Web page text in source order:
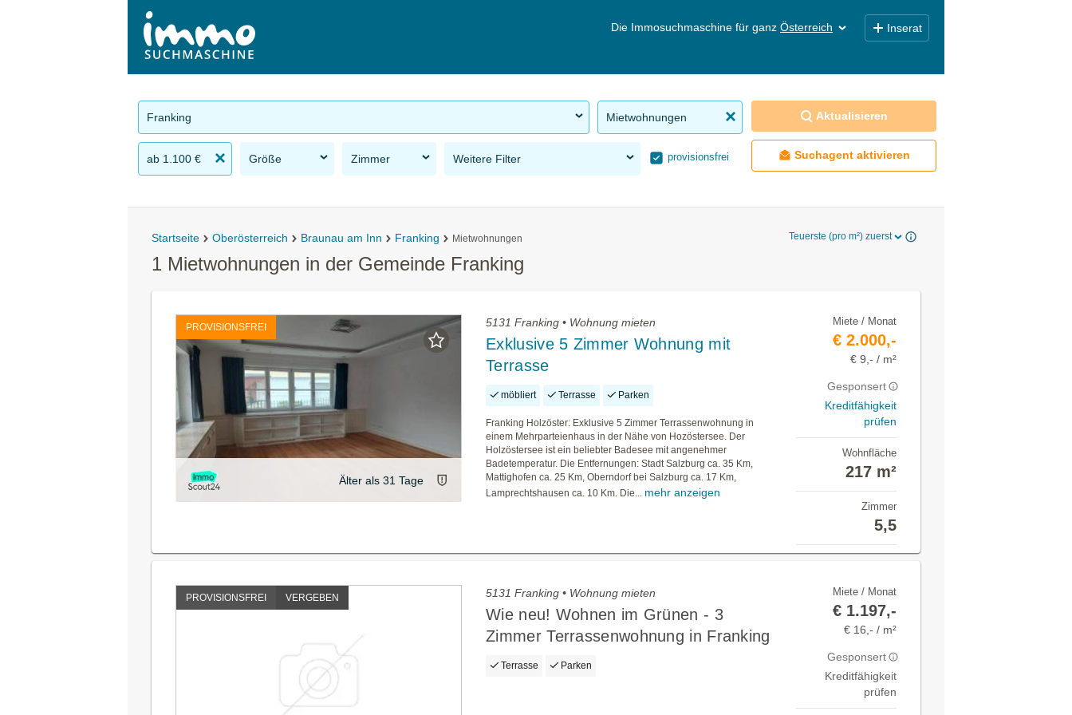
Die Immosuchmaschine für ganz Österreich Inserat
Franking Mietwohnungen
ab 1.100 € Größe Zimmer Weitere Filter provisionsfrei
Aktualisieren
Suchagent aktivieren
Startseite Oberösterreich Braunau am Inn Franking Mietwohnungen Teuerste (pro m²) zuerst
1 Mietwohnungen in der Gemeinde Franking
PROVISIONSFREI
Älter als 31 Tage
5131 Franking • Wohnung mieten
Exklusive 5 Zimmer Wohnung mit
Terrasse
möbliert Terrasse Parken
Franking Holzöster: Exklusive 5 Zimmer Terrassenwohnung in
einem Mehrparteienhaus in der Nähe von Hozöstersee. Der
Holzöstersee ist ein beliebter Badesee mit angenehmer
Badetemperatur. Die Entfernungen: Stadt Salzburg ca. 35 Km,
Mattighofen ca. 25 Km, Oberndorf bei Salzburg ca. 17 Km,
Lamprechtshausen ca. 10 Km. Die... mehr anzeigen
Miete / Monat
€ 2.000,-
€ 9,- / m²
Gesponsert
Kreditfähigkeit
prüfen
Wohnfläche
217 m²
Zimmer
5,5
PROVISIONSFREI VERGEBEN 5131 Franking • Wohnung mieten
Wie neu! Wohnen im Grünen - 3
Zimmer Terrassenwohnung in Franking
Terrasse Parken
Miete / Monat
€ 1.197,-
€ 16,- / m²
Gesponsert
Kreditfähigkeit
prüfen